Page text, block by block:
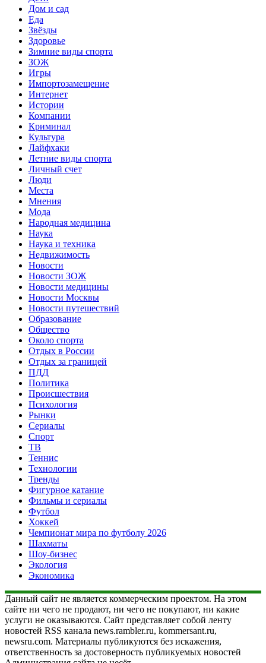
Дом и сад
Еда
Звёзды
Здоровье
Зимние виды спорта
ЗОЖ
Игры
Импортозамещение
Интернет
Истории
Компании
Криминал
Культура
Лайфхаки
Летние виды спорта
Личный счет
Люди
Места
Мнения
Мода
Народная медицина
Наука
Наука и техника
Недвижимость
Новости
Новости ЗОЖ
Новости медицины
Новости Москвы
Новости путешествий
Образование
Общество
Около спорта
Отдых в России
Отдых за границей
ПДД
Политика
Происшествия
Психология
Рынки
Сериалы
Спорт
ТВ
Теннис
Технологии
Тренды
Фигурное катание
Фильмы и сериалы
Футбол
Хоккей
Чемпионат мира по футболу 2026
Шахматы
Шоу-бизнес
Экология
Экономика
Данный сайт не является коммерческим проектом. На этом
сайте ни чего не продают, ни чего не покупают, ни какие
услуги не оказываются. Сайт представляет собой ленту
новостей RSS канала news.rambler.ru, kommersant.ru,
newsru.com. Материалы публикуются без искажения,
ответственность за достоверность публикуемых новостей